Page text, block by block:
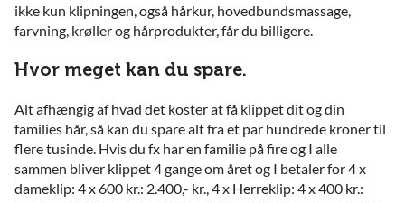
ikke kun klipningen, også hårkur, hovedbundsmassage,
farvning, krøller og hårprodukter, får du billigere.
Hvor meget kan du spare.
Alt afhængig af hvad det koster at få klippet dit og din
families hår, så kan du spare alt fra et par hundrede kroner til
flere tusinde. Hvis du fx har en familie på fire og I alle
sammen bliver klippet 4 gange om året og I betaler for 4 x
dameklip: 4 x 600 kr.: 2.400,- kr., 4 x Herreklip: 4 x 400 kr.: